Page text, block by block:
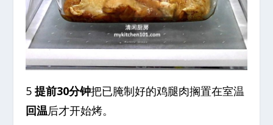
5提前30分钟把已腌制好的鸡腿肉搁置在室温
回温后才开始烤。